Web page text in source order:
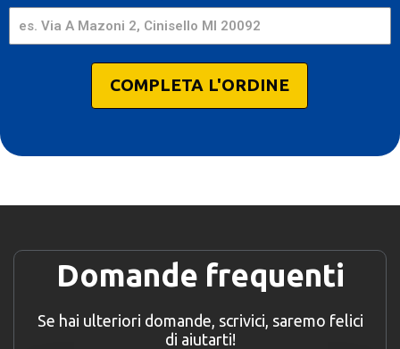
COMPLETA L'ORDINE
Domande frequenti
Se hai ulteriori domande, scrivici, saremo felici
di aiutarti!